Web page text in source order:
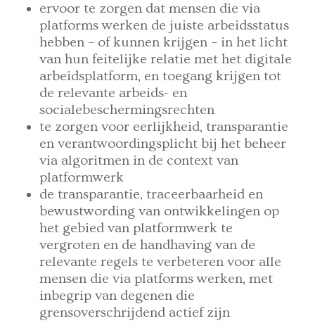
ervoor te zorgen dat mensen die via
platforms werken de juiste arbeidsstatus
hebben – of kunnen krijgen – in het licht
van hun feitelijke relatie met het digitale
arbeidsplatform, en toegang krijgen tot
de relevante arbeids- en
socialebeschermingsrechten
te zorgen voor eerlijkheid, transparantie
en verantwoordingsplicht bij het beheer
via algoritmen in de context van
platformwerk
de transparantie, traceerbaarheid en
bewustwording van ontwikkelingen op
het gebied van platformwerk te
vergroten en de handhaving van de
relevante regels te verbeteren voor alle
mensen die via platforms werken, met
inbegrip van degenen die
grensoverschrijdend actief zijn